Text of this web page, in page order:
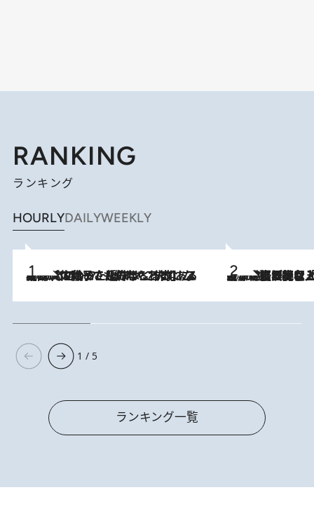
RANKING
ランキング
HOURLYDAILYWEEKLY
2026.8.5
【阿川佐和子さんの年とる力】なぜ70代で始めた趣味は“こんなに楽しい”のか？ ピアノ、俳句…スランプに陥っても続けられる“ある秘訣”とは 2026.8.5
【なぜ吉沢亮は「気配を消せる」のか？】興行収入208億の『国宝』を経て挑むミュージカル『ディア・エヴァン・ハンセン』。トップ俳優が舞台上でさらけ出した“孤独”とは
1 / 5
ランキング一覧